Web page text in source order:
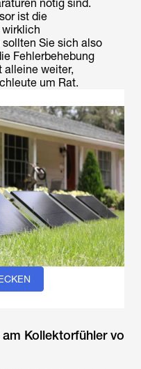
nötig sind.
ist die
wirklich
Sie sich also
Fehlerbehebung
alleine weiter,
um Rat.
Kollektorfühler vo